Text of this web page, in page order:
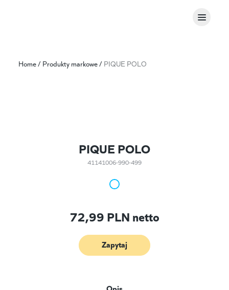
Home/ Produkty markowe/ PIQUE POLO
PIQUE POLO
41141006-990-499
72,99 PLN netto
Zapytaj